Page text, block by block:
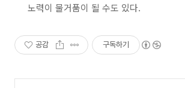
노력이 물거품이 될 수도 있다.
공감 구독하기